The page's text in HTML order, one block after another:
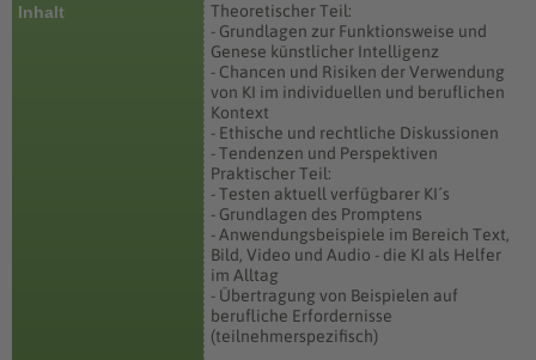
Inhalt
Theoretischer Teil:
- Grundlagen zur Funktionsweise und
Genese künstlicher Intelligenz
- Chancen und Risiken der Verwendung
von KI im individuellen und beruflichen
Kontext
- Ethische und rechtliche Diskussionen
- Tendenzen und Perspektiven
Praktischer Teil:
- Testen aktuell verfügbarer KI´s
- Grundlagen des Promptens
- Anwendungsbeispiele im Bereich Text,
Bild, Video und Audio - die KI als Helfer
im Alltag
- Übertragung von Beispielen auf
berufliche Erfordernisse
(teilnehmerspezifisch)